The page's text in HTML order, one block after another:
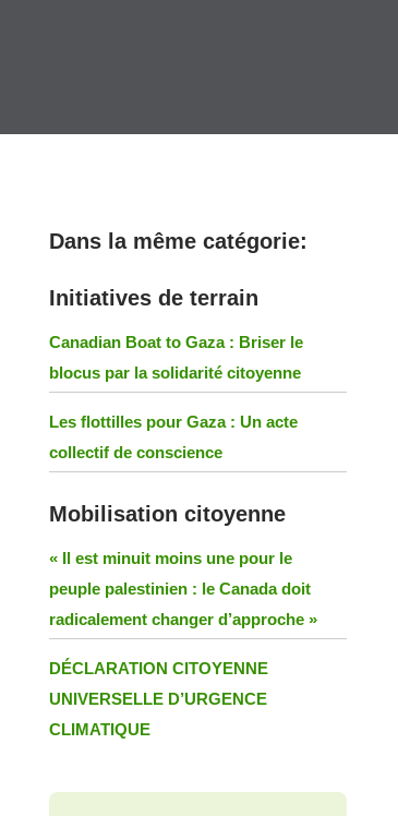
Dans la même catégorie:
Initiatives de terrain
Canadian Boat to Gaza : Briser le
blocus par la solidarité citoyenne
Les flottilles pour Gaza : Un acte
collectif de conscience
Mobilisation citoyenne
« Il est minuit moins une pour le
peuple palestinien : le Canada doit
radicalement changer d’approche »
DÉCLARATION CITOYENNE
UNIVERSELLE D’URGENCE
CLIMATIQUE